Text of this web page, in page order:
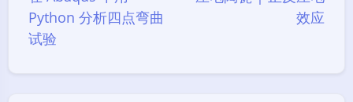
(´இ皿இ｀)
⌇●﹏●⌇
Python 分析四点弯曲
试验
效应